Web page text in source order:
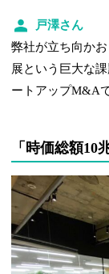
戸澤さん
弊社が立ち向か
展という巨大な
ートアップM&A
「時価総額